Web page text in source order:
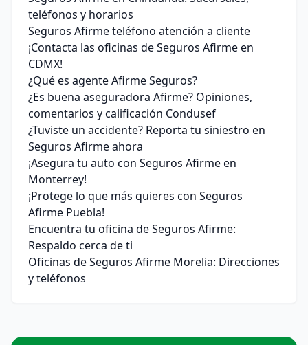
teléfonos y horarios
Seguros Afirme teléfono atención a cliente
¡Contacta las oficinas de Seguros Afirme en
CDMX!
¿Qué es agente Afirme Seguros?
¿Es buena aseguradora Afirme? Opiniones,
comentarios y calificación Condusef
¿Tuviste un accidente? Reporta tu siniestro en
Seguros Afirme ahora
¡Asegura tu auto con Seguros Afirme en
Monterrey!
¡Protege lo que más quieres con Seguros
Afirme Puebla!
Encuentra tu oficina de Seguros Afirme:
Respaldo cerca de ti
Oficinas de Seguros Afirme Morelia: Direcciones
y teléfonos